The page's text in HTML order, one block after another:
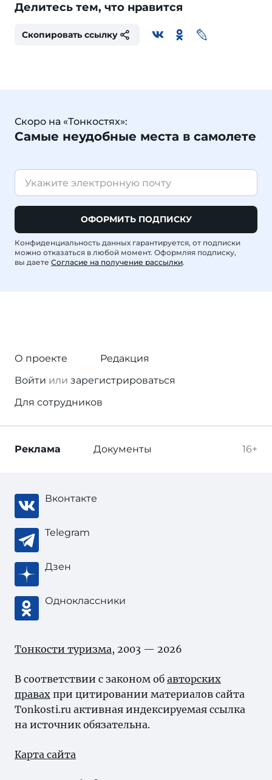
Делитесь тем, что нравится
Скопировать ссылку
Скоро на «Тонкостях»:
Самые неудобные места в самолете
ОФОРМИТЬ ПОДПИСКУ
Конфиденциальность данных гарантируется, от подписки
можно отказаться в любой момент. Оформляя подписку,
вы даете Согласие на получение рассылки.
О проекте
Редакция
Войти или зарегистрироваться
Для сотрудников
16+
Реклама Документы
Вконтакте
Telegram
Дзен
Одноклассники
Тонкости туризма, 2003 — 2026
В соответствии с законом об авторских
правах при цитировании материалов сайта
Tonkosti.ru активная индексируемая ссылка
на источник обязательна.
Карта сайта